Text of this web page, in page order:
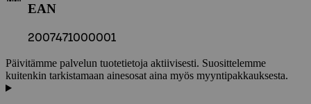
EAN
2007471000001
Päivitämme palvelun tuotetietoja aktiivisesti. Suosittelemme
kuitenkin tarkistamaan ainesosat aina myös myyntipakkauksesta.